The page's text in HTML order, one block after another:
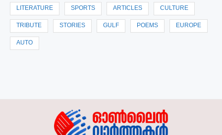
LITERATURE SPORTS ARTICLES CULTURE
TRIBUTE STORIES GULF POEMS EUROPE
AUTO